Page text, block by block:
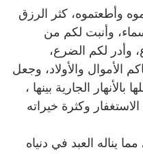
وأطعتموه، كثر الرزق
وأنبت لكم من
وأدر لكم الضرع،
الأموال والأولاد، وجعل
بالأنهار الجارية بينها ،
وكثرة خيراته
يناله العبد في دنياه